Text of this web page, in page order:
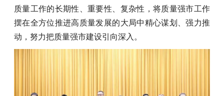
质量工作的长期性、重要性、复杂性，将质量强市工作
摆在全方位推进高质量发展的大局中精心谋划、强力推
动，努力把质量强市建设引向深入。